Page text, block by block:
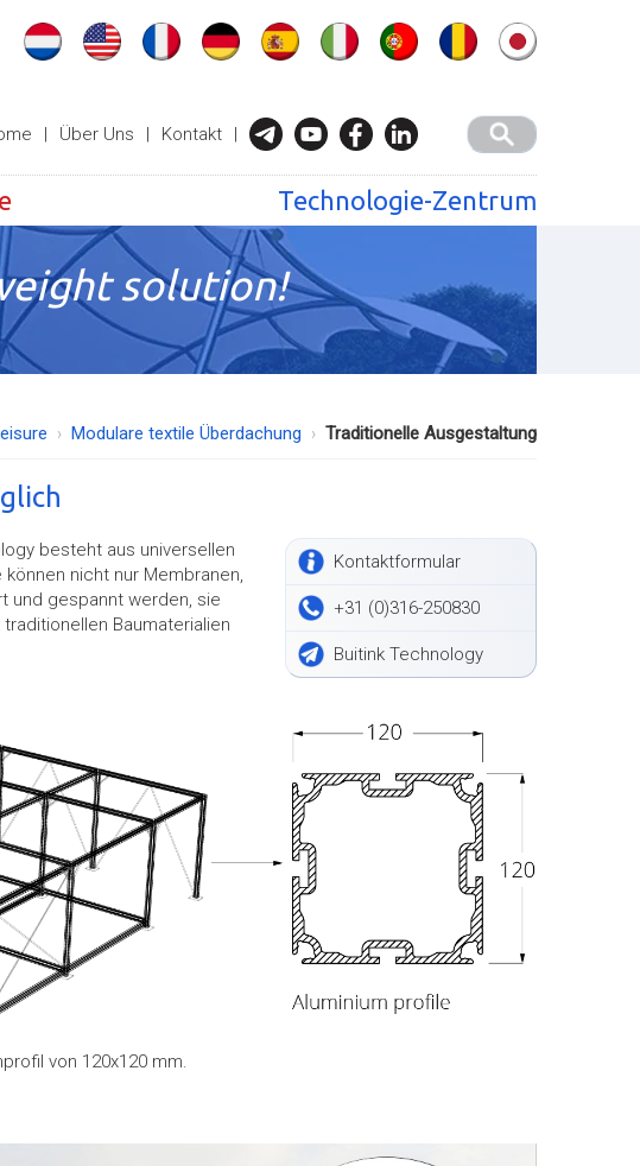
| Über Uns | Kontakt |
Technologie-Zentrum
solution!
Modulare textile Überdachung Traditionelle Ausgestaltung
Kontaktformular
+31 (0)316-250830
Buitink Technology
besteht aus universellen
nicht nur Membranen,
und gespannt werden, sie
Baumaterialien
von 120x120 mm.